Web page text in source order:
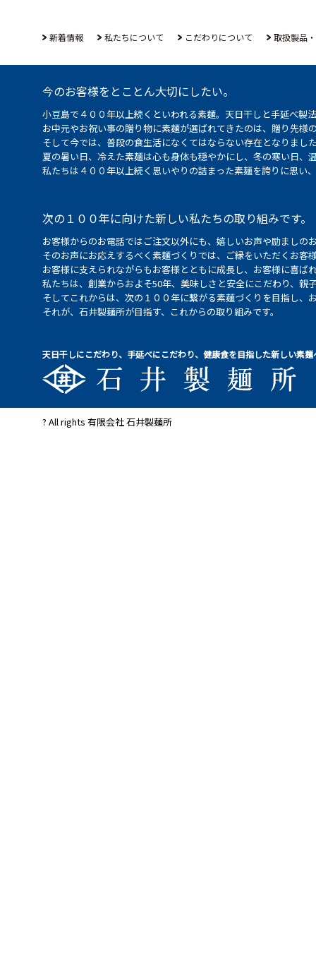
新着情報 私たちについて こだわりについて 取扱製品
今のお客様をとことん大切にしたい。
小豆島で４００年以上続くといわれる素麺。天日干しと手延べ
お中元やお祝い事の贈り物に素麺が選ばれてきたのは、贈り先
そして今では、普段の食生活になくてはならない存在となりまし
夏の暑い日、冷えた素麺は心も身体も穏やかにし、冬の寒い日
私たちは４００年以上続く思いやりの詰まった素麺を誇りに思
次の１００年に向けた新しい私たちの取り組みです。
お客様からのお電話ではご注文以外にも、嬉しいお声や励まし
そのお声にお応えするべく素麺づくりでは、ご縁をいただくお
お客様に支えられながらもお客様とともに成長し、お客様に喜ば
私たちは、創業からおよそ50年、美味しさと安全にこだわり、
そしてこれからは、次の１００年に繋がる素麺づくりを目指し
それが、石井製麺所が目指す、これからの取り組みです。
天日干しにこだわり、手延べにこだわり、健康食を目指した新しい素麺
? All rights 有限会社 石井製麺所